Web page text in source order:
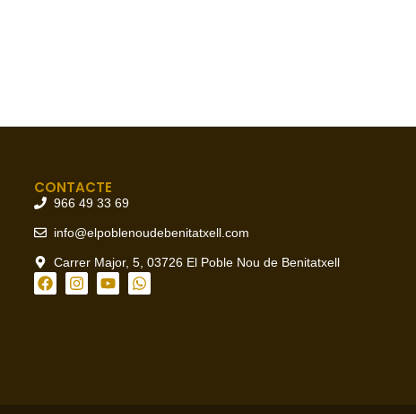
CONTACTE
966 49 33 69
info@elpoblenoudebenitatxell.com
Carrer Major, 5, 03726 El Poble Nou de Benitatxell